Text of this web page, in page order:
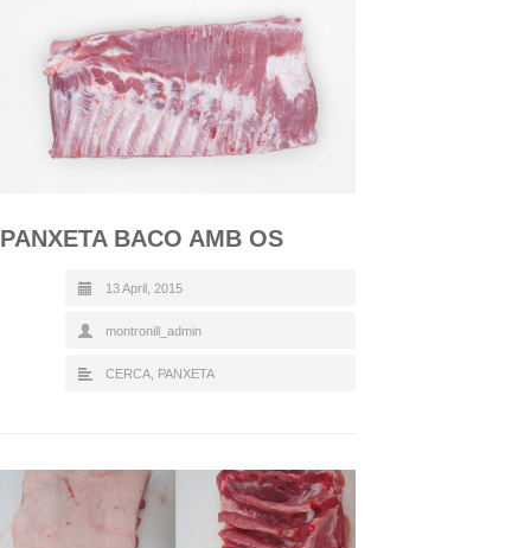
PANXETA BACO AMB OS
13 April, 2015
montronill_admin
CERCA PANXETA